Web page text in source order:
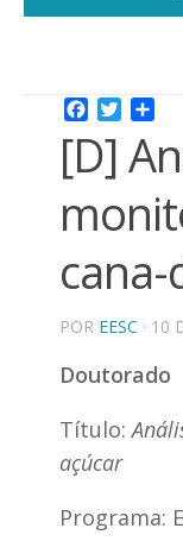
Facebook
Twitter
[D]
POR EESC · 10
Doutorado
Título:
açúcar
Programa: